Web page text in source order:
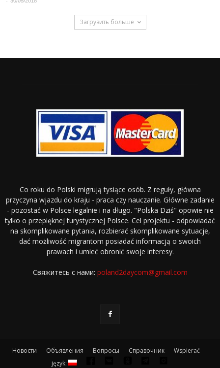
Загрузить больше
Co roku do Polski migrują tysiące osób. Z reguły, główna
przyczyna wjazdu do kraju - praca czy nauczanie. Główne zadanie
- pozostać w Polsce legalnie i na długo. "Polska Dziś" opowie nie
tylko o przepięknej turystycznej Polsce. Cel projektu - odpowiadać
na skomplikowane pytania, rozbierać skomplikowane sytuacje,
dać możliwość migrantom posiadać informacją o swoich
prawach i umieć obronić swoje interesy.
Свяжитесь с нами: poland2daycom@gmail.com
Новости Объявления Вопросы Справочник
Wspierać
język: